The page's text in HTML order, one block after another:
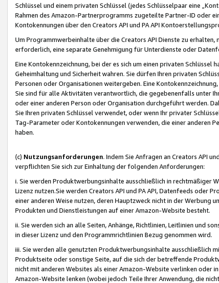
Schlüssel und einem privaten Schlüssel (jedes Schlüsselpaar eine
Rahmen des Amazon-Partnerprogramms zugeteilte Partner-ID oder
Kontokennungen über den Creators API und PA API
Um Programmwerbeinhalte über die Creators API Dienste zu
erforderlich, eine separate Genehmigung für Unterdienste oder
Eine Kontokennzeichnung, bei der es sich um einen privaten
Geheimhaltung und Sicherheit wahren. Sie dürfen Ihren privaten
Personen oder Organisationen weitergeben. Eine
Sie sind für alle Aktivitäten verantwortlich, die gegebenenfalls unter
oder einer anderen Person oder Organisation durchgeführt werden.
Sie Ihren privaten Schlüssel verwendet, oder wenn Ihr privater
Tag-Parameter oder Kontokennungen verwenden, die einer anderen
haben.
(c) Nutzungsanforderungen. Indem Sie Anfragen an Creators API
verpflichten Sie sich zur Einhaltung der folgenden Anforderungen:
i. Sie werden Produktwerbungsinhalte ausschließlich in rechtmäßiger
Lizenz nutzen.Sie werden Creators API und PA API, Datenfeeds oder
einer anderen Weise nutzen, deren Hauptzweck nicht in der Werbung
Produkten und Dienstleistungen auf einer Amazon-Website besteht.
ii. Sie werden sich an alle Seiten, Anhänge, Richtlinien, Leitlinien und
in dieser Lizenz und den Programmrichtlinien Bezug genommen wird.
iii. Sie werden alle genutzten Produktwerbungsinhalte ausschließlich
Produktseite oder sonstige Seite, auf die sich der betreffende
nicht mit anderen Websites als einer Amazon-Website verlinken oder
Amazon-Website lenken (wobei jedoch Teile Ihrer Anwendung, die